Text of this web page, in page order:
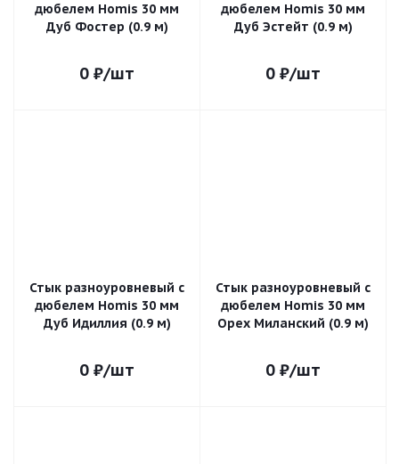
дюбелем Homis 30 мм
Дуб Фостер (0.9 м)
0 ₽/шт
дюбелем Homis 30 мм
Дуб Эстейт (0.9 м)
0 ₽/шт
Стык разноуровневый с
дюбелем Homis 30 мм
Дуб Идиллия (0.9 м)
0 ₽/шт
Стык разноуровневый с
дюбелем Homis 30 мм
Орех Миланский (0.9 м)
0 ₽/шт